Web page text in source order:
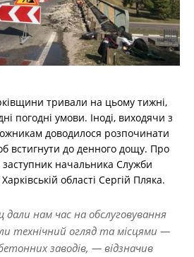
тривали на цьому тижні,
погодні умови. Іноді, виходячи з
доводилося розпочинати
встигнути до денного дощу. Про
начальника Служби
області Сергій Пляка.
дали нам час на обслуговування
технічний огляд та місцями —
заводів, — відзначив